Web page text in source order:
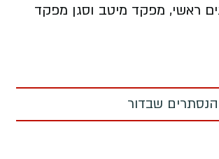
ראשי, מפקד מיטב וסגן מפקד
שבדור